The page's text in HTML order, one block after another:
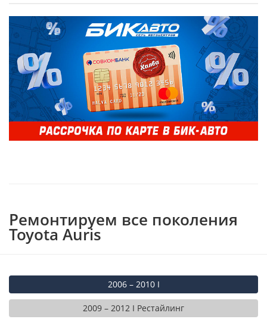
Ремонтируем все поколения
Toyota Auris
2006 – 2010 I
2009 – 2012 I Рестайлинг